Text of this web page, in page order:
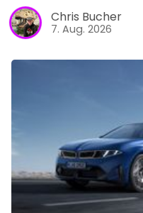
Chris Bucher
7. Aug. 2026